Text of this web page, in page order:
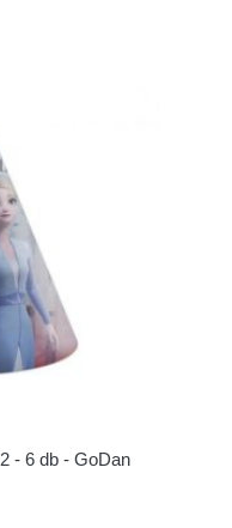
- 6 db - GoDan